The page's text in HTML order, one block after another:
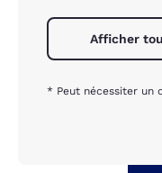
Afficher
* Peut nécessiter un